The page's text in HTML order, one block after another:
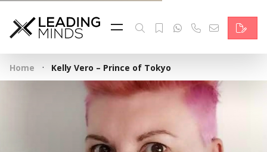
Feed & News
Reading Minds
Themen
Wer wir sind
Home · Kelly Vero – Prince of Tokyo